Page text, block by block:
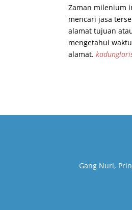
Zaman milenium
mencari jasa
alamat tujuan
mengetahui
alamat.
Gang Nuri,